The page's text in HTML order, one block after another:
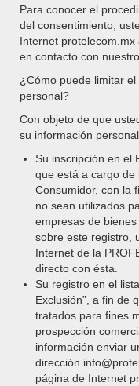
Apple
$
Para conocer el
del consentimiento,
Internet
en contacto con
¿Cómo puede limitar
personal?
Con objeto de que
su información
Su inscripción en el
que está a cargo
Consumidor, con la
no sean utilizados
empresas de
sobre este registro,
Internet de la
directo con ésta.
Su registro en el
Exclusión”, a fin de
tratados para fines
prospección
información enviar
dirección
página de Internet